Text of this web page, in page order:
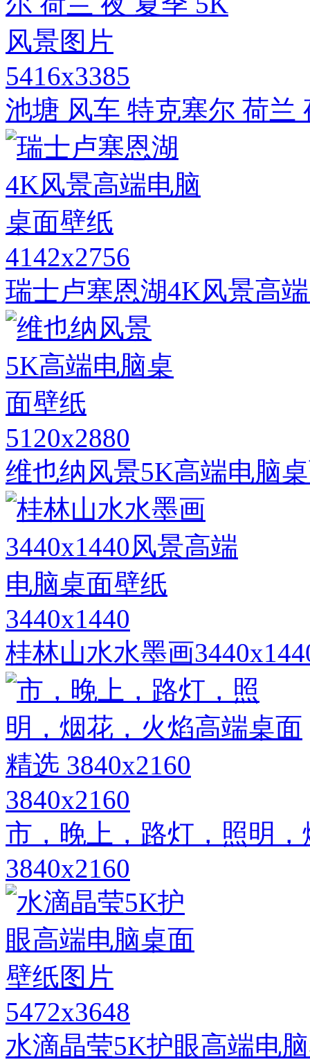
5416x3385
池塘 风车 特克塞尔 荷兰
4142x2756
瑞士卢塞恩湖4K风景高
5120x2880
维也纳风景5K高端电脑
3440x1440
桂林山水水墨画
3840x2160
市，晚上，路灯，照明
3840x2160
5472x3648
水滴晶莹5K护眼高端电